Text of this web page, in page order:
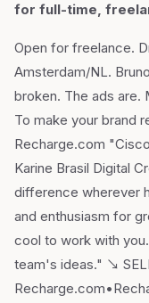
for full-time,
Open for freelance.
Amsterdam/NL.
broken. The ads are.
To make your brand
Recharge.com
Karine Brasil Digital
difference wherever
and enthusiasm for
cool to work with
team's ideas." ↘︎